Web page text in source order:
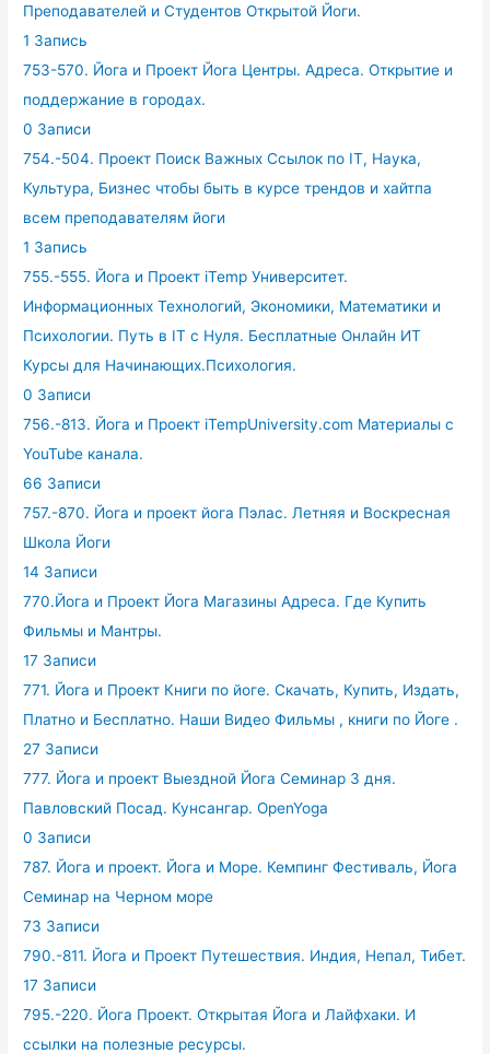
Преподавателей и Студентов Открытой Йоги.
1 Запись
753-570. Йога и Проект Йога Центры. Адреса. Открытие и
поддержание в городах.
0 Записи
754.-504. Проект Поиск Важных Ссылок по IT, Наука,
Культура, Бизнес чтобы быть в курсе трендов и хайтпа
всем преподавателям йоги
1 Запись
755.-555. Йога и Проект iTemp Университет.
Информационных Технологий, Экономики, Математики и
Психологии. Путь в IT с Нуля. Бесплатные Онлайн ИТ
Курсы для Начинающих.Психология.
0 Записи
756.-813. Йога и Проект iTempUniversity.com Материалы с
YouTube канала.
66 Записи
757.-870. Йога и проект йога Пэлас. Летняя и Воскресная
Школа Йоги
14 Записи
770.Йога и Проект Йога Магазины Адреса. Где Купить
Фильмы и Мантры.
17 Записи
771. Йога и Проект Книги по йоге. Скачать, Купить, Издать,
Платно и Бесплатно. Наши Видео Фильмы , книги по Йоге .
27 Записи
777. Йога и проект Выездной Йога Семинар 3 дня.
Павловский Посад. Кунсангар. OpenYoga
0 Записи
787. Йога и проект. Йога и Море. Кемпинг Фестиваль, Йога
Семинар на Черном море
73 Записи
790.-811. Йога и Проект Путешествия. Индия, Непал, Тибет.
17 Записи
795.-220. Йога Проект. Открытая Йога и Лайфхаки. И
ссылки на полезные ресурсы.